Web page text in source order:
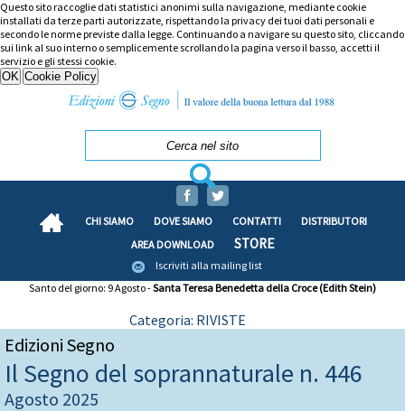
Questo sito raccoglie dati statistici anonimi sulla navigazione, mediante cookie
installati da terze parti autorizzate, rispettando la privacy dei tuoi dati personali e
secondo le norme previste dalla legge. Continuando a navigare su questo sito, cliccando
sui link al suo interno o semplicemente scrollando la pagina verso il basso, accetti il
servizio e gli stessi cookie.
CHI SIAMO DOVE SIAMO CONTATTI
DISTRIBUTORI
AREA DOWNLOAD
STORE
Iscriviti alla mailing list
Santo del giorno: 9 Agosto -Santa Teresa Benedetta della Croce (Edith Stein)
Categoria: RIVISTE
Edizioni Segno
Il Segno del soprannaturale n. 446
Agosto 2025